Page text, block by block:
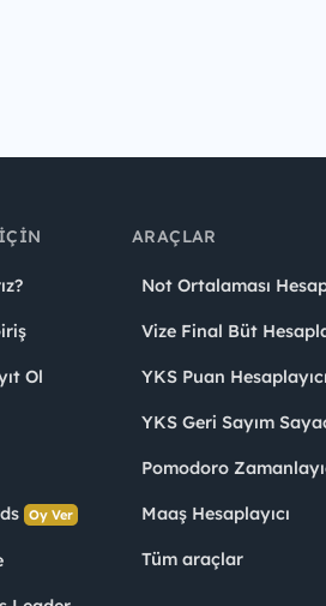
Ol
Oy Ver
ARAÇLAR
Not Ortalaması
Vize Final Büt
YKS Puan Hesaplayıcı
YKS Geri Sayım
Pomodoro
Maaş Hesaplayıcı
Tüm araçlar